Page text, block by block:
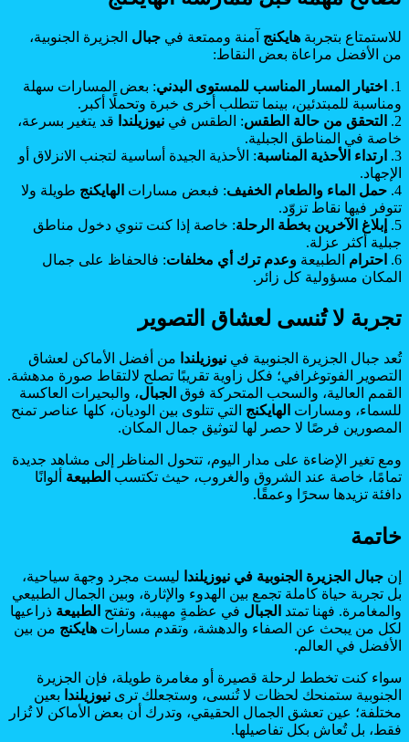
للاستمتاع بتجربة هايكنج آمنة وممتعة في جبال الجزيرة الجنوبية،
من الأفضل مراعاة بعض النقاط:
1. اختيار المسار المناسب للمستوى البدني: بعض المسارات سهلة
ومناسبة للمبتدئين، بينما تتطلب أخرى خبرة وتحملًا أكبر.
2.
التحقق من حالة الطقس: الطقس في نيوزيلندا قد يتغير بسرعة،
خاصة في المناطق الجبلية.
3.
ارتداء الأحذية المناسبة: الأحذية الجيدة أساسية لتجنب الانزلاق أو
الإجهاد.
4. حمل الماء والطعام الخفيف: فبعض مسارات الهايكنج طويلة ولا
تتوفر فيها نقاط تزوّد.
5.
إبلاغ الآخرين بخطة الرحلة: خاصة إذا كنت تنوي دخول مناطق
جبلية أكثر عزلة.
6.
احترام الطبيعة وعدم ترك أي مخلفات: فالحفاظ على جمال
المكان مسؤولية كل زائر.
تجربة لا تُنسى لعشاق التصوير
تُعد جبال الجزيرة الجنوبية في نيوزيلندا من أفضل الأماكن لعشاق
التصوير الفوتوغرافي؛ فكل زاوية تقريبًا تصلح لالتقاط صورة مدهشة.
القمم العالية، والسحب المتحركة فوق الجبال، والبحيرات العاكسة
للسماء، ومسارات الهايكنج التي تتلوى بين الوديان، كلها عناصر تمنح
المصورين فرصًا لا حصر لها لتوثيق جمال المكان.
ومع تغير الإضاءة على مدار اليوم، تتحول المناظر إلى مشاهد جديدة
تمامًا، خاصة عند الشروق والغروب، حيث تكتسب الطبيعة ألوانًا
دافئة تزيدها سحرًا وعمقًا.
خاتمة
إن جبال الجزيرة الجنوبية في نيوزيلندا ليست مجرد وجهة سياحية،
بل تجربة حياة كاملة تجمع بين الهدوء والإثارة، وبين الجمال الطبيعي
والمغامرة. فهنا تمتد الجبال في عظمةٍ مهيبة، وتفتح الطبيعة ذراعيها
لكل من يبحث عن الصفاء والدهشة، وتقدم مسارات هايكنج من بين
الأفضل في العالم.
سواء كنت تخطط لرحلة قصيرة أو مغامرة طويلة، فإن الجزيرة
الجنوبية ستمنحك لحظات لا تُنسى، وستجعلك ترى نيوزيلندا بعين
مختلفة؛ عين تعشق الجمال الحقيقي، وتدرك أن بعض الأماكن لا تُزار
فقط، بل تُعاش بكل تفاصيلها.